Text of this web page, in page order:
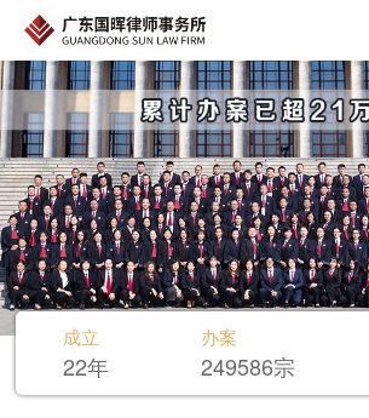
成立
22年
办案
249586宗